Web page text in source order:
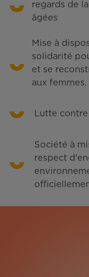
regards de
âgées
Mise à
solidarité
et se
aux femmes.
Lutte
Société à
respect